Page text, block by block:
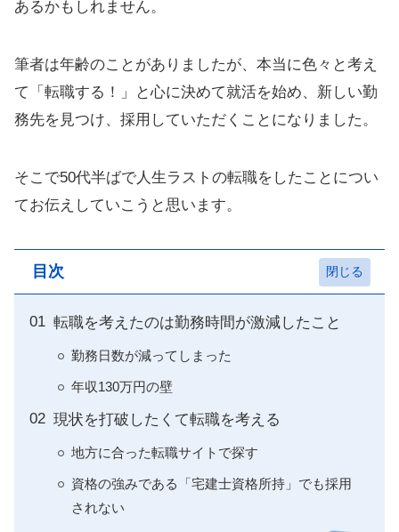
あるかもしれません。
筆者は年齢のことがありましたが、本当に色々と考え
て「転職する！」と心に決めて就活を始め、新しい勤
務先を見つけ、採用していただくことになりました。
そこで50代半ばで人生ラストの転職をしたことについ
てお伝えしていこうと思います。
目次
転職を考えたのは勤務時間が激減したこと
勤務日数が減ってしまった
年収130万円の壁
現状を打破したくて転職を考える
地方に合った転職サイトで探す
資格の強みである「宅建士資格所持」でも採用
されない